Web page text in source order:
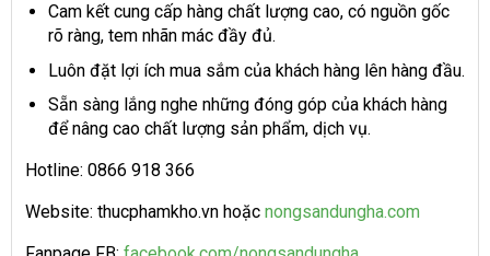
Cam kết cung cấp hàng chất lượng cao, có nguồn gốc
rõ ràng, tem nhãn mác đầy đủ.
Luôn đặt lợi ích mua sắm của khách hàng lên hàng đầu.
Sẵn sàng lắng nghe những đóng góp của khách hàng
để nâng cao chất lượng sản phẩm, dịch vụ.
Hotline: 0866 918 366
Website: thucphamkho.vn hoặc nongsandungha.com